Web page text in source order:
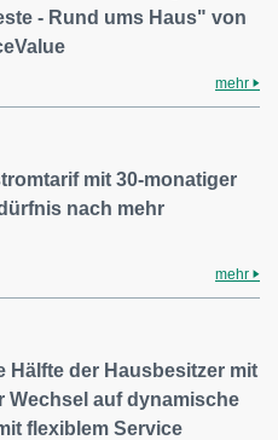
- Rund ums Haus" von
mehr
mit 30-monatiger
nach mehr
mehr
Hälfte der Hausbesitzer mit
Wechsel auf dynamische
flexiblem Service